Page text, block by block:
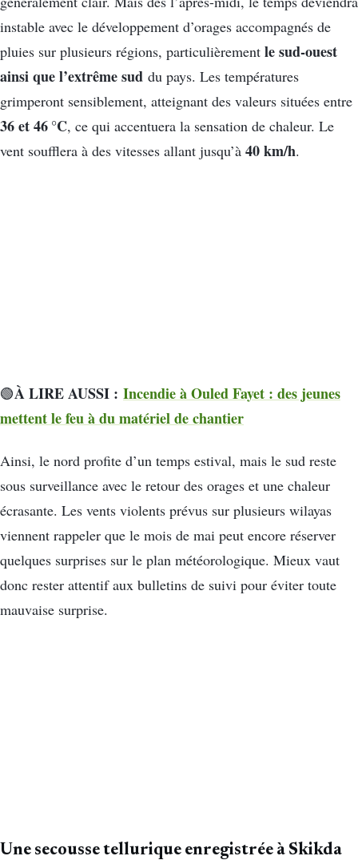
instable avec le développement d’orages accompagnés de
pluies sur plusieurs régions, particulièrement le sud-ouest
ainsi que l’extrême sud du pays. Les températures
grimperont sensiblement, atteignant des valeurs situées entre
36 et 46 °C, ce qui accentuera la sensation de chaleur. Le
vent soufflera à des vitesses allant jusqu’à 40 km/h.
🟢À LIRE AUSSI : Incendie à Ouled Fayet : des jeunes
mettent le feu à du matériel de chantier
Ainsi, le nord profite d’un temps estival, mais le sud reste
sous surveillance avec le retour des orages et une chaleur
écrasante. Les vents violents prévus sur plusieurs wilayas
viennent rappeler que le mois de mai peut encore réserver
quelques surprises sur le plan météorologique. Mieux vaut
donc rester attentif aux bulletins de suivi pour éviter toute
mauvaise surprise.
Une secousse tellurique enregistrée à Skikda